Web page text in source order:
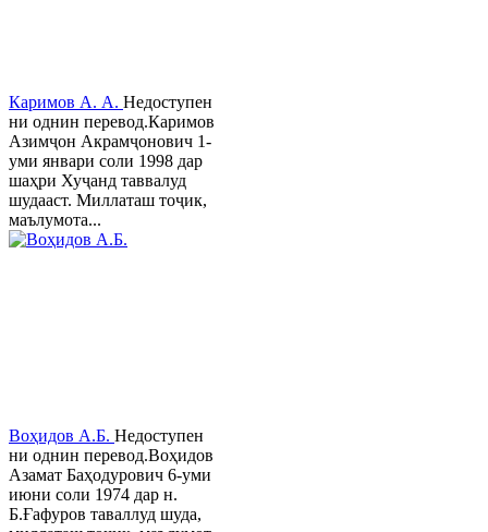
Каримов А. А. Недоступен
ни однин перевод.Каримов
Азимҷон Акрамҷонович 1-
уми январи соли 1998 дар
шаҳри Хуҷанд таввалуд
шудааст. Миллаташ тоҷик,
маълумота...
Воҳидов А.Б. Недоступен
ни однин перевод.Воҳидов
Азамат Баҳодурович 6-уми
июни соли 1974 дар н.
Б.Ғафуров таваллуд шуда,